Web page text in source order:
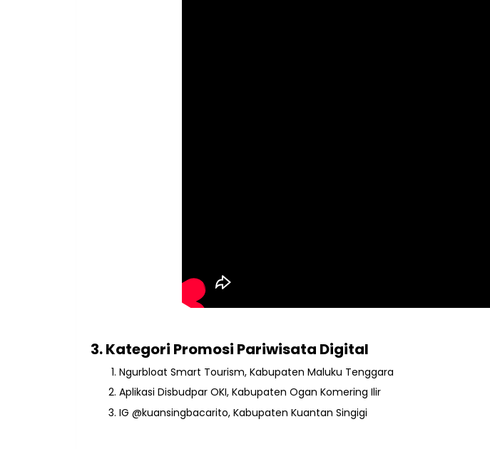
3. Kategori Promosi Pariwisata Digital
Ngurbloat Smart Tourism, Kabupaten Maluku Tenggara
Aplikasi Disbudpar OKI, Kabupaten Ogan Komering Ilir
IG @kuansingbacarito, Kabupaten Kuantan Singigi